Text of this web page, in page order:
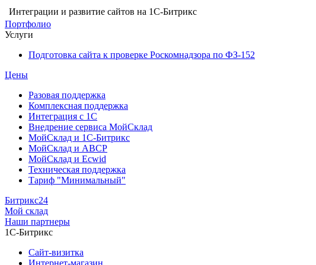
Интеграции и развитие сайтов на 1С-Битрикс
Портфолио
Услуги
Подготовка сайта к проверке Роскомнадзора по ФЗ-152
Цены
Разовая поддержка
Комплексная поддержка
Интеграция с 1С
Внедрение сервиса МойСклад
МойСклад и 1С-Битрикс
МойСклад и ABCP
МойСклад и Ecwid
Техническая поддержка
Тариф "Минимальный"
Битрикс24
Мой склад
Наши партнеры
1С-Битрикс
Сайт-визитка
Интернет-магазин